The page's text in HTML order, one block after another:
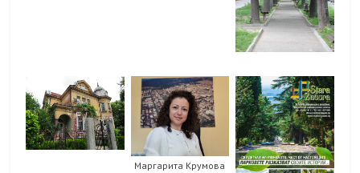
Маргарита Крумова